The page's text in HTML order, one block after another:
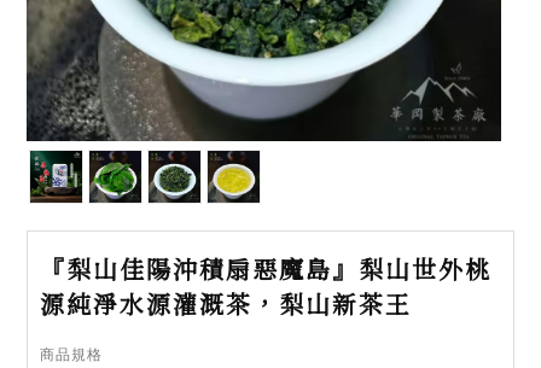
『梨山佳陽沖積扇惡魔島』梨山世外桃
源純淨水源灌溉茶，梨山新茶王
商品規格